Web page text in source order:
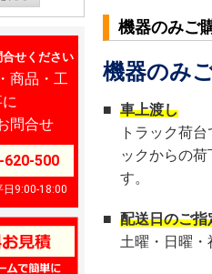
せください
商品・工
問合せ
620-500
9:00-18:00
機器のみご
機器のみ
■ 車上渡し
トラック荷
ックからの
す。
■ 配送日のご指
土曜・日曜・